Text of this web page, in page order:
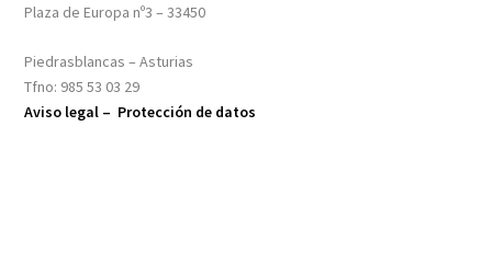
Plaza de Europa nº3 – 33450
Piedrasblancas – Asturias
Tfno: 985 53 03 29
Aviso legal – Protección de datos